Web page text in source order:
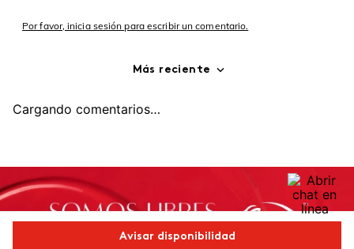
Avisar disponibilidad
Por favor, inicia sesión para escribir un comentario.
Más reciente
Cargando comentarios…